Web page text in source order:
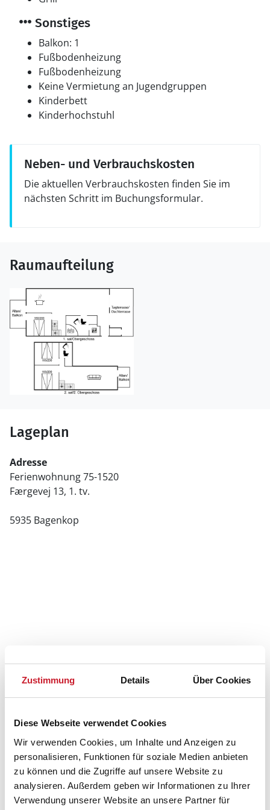
Zustimmung Details Über Cookies
Diese Webseite verwendet Cookies
Wir verwenden Cookies, um Inhalte und Anzeigen zu
personalisieren, Funktionen für soziale Medien anbieten
zu können und die Zugriffe auf unsere Website zu
analysieren. Außerdem geben wir Informationen zu Ihrer
Verwendung unserer Website an unsere Partner für
Sonstiges
Balkon: 1
Fußbodenheizung
Fußbodenheizung
Keine Vermietung an Jugendgruppen
Kinderbett
Kinderhochstuhl
Neben- und Verbrauchskosten
Die aktuellen Verbrauchskosten finden Sie im
nächsten Schritt im Buchungsformular.
Raumaufteilung
Lageplan
Adresse
Ferienwohnung 75-1520
Færgevej 13, 1. tv.
5935 Bagenkop
Belegungskalender